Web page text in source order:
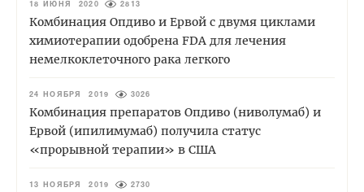
18 ИЮНЯ 2020 2813
Комбинация Опдиво и Ервой с двумя циклами
химиотерапии одобрена FDA для лечения
немелкоклеточного рака легкого
24 НОЯБРЯ 2019 3026
Комбинация препаратов Опдиво (ниволумаб) и
Ервой (ипилимумаб) получила статус
«прорывной терапии» в США
13 НОЯБРЯ 2019 2730